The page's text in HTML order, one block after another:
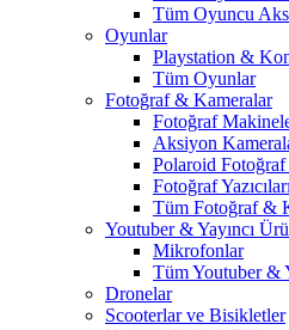
Tüm Oyuncu
Oyunlar
Playstation &
Tüm Oyunlar
Fotoğraf & Kameralar
Fotoğraf
Aksiyon
Polaroid
Fotoğraf Yazıcıları
Tüm Fotoğraf &
Youtuber & Yayıncı
Mikrofonlar
Tüm Youtuber &
Dronelar
Scooterlar ve Bisikletler